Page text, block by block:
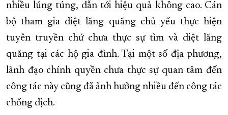
nhiều lúng túng, dẫn tới hiệu quả không cao. Cán
bộ tham gia diệt lăng quăng chủ yếu thực hiện
tuyên truyền chứ chưa thực sự tìm và diệt lăng
quăng tại các hộ gia đình. Tại một số địa phương,
lãnh đạo chính quyền chưa thực sự quan tâm đến
công tác này cũng đã ảnh hưởng nhiều đến công tác
chống dịch.